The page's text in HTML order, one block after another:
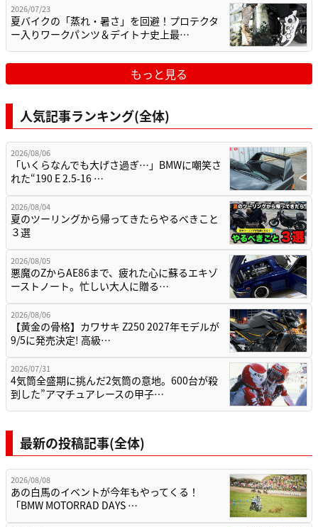
2026/07/23
夏バイクの「蒸れ・暑さ」を回避！プロテクタ
ー入りワークパンツ＆デイトナ史上最…
もっと見る
人気記事ランキング(全体)
2026/08/06
「いくらなんでも大げさ過ぎ…」BMWに嘲笑さ
れた“190 E 2.5-16 …
2026/08/04
夏のツーリングから帰ってきたらやるべきこと
３選
2026/08/05
悪魔のZからAE86まで、疲れた心に蘇るエキゾ
ーストノート。忙しい大人に贈る…
2026/08/06
【黄金の骨格】カワサキ Z250 2027年モデルが
9/5に発売決定! 高級…
2026/07/31
4気筒全盛期に挑んだ2気筒の意地。600台が殺
到した”アマチュアレースの甲子…
最新の投稿記事(全体)
2026/08/08
あの白馬のイベントが今年もやってくる！
「BMW MOTORRAD DAYS …